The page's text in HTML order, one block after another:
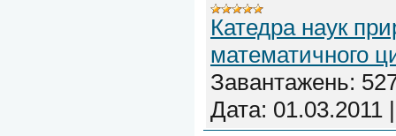
Катедра наук
математичного
Завантажень:
Дата: 01.03.2011